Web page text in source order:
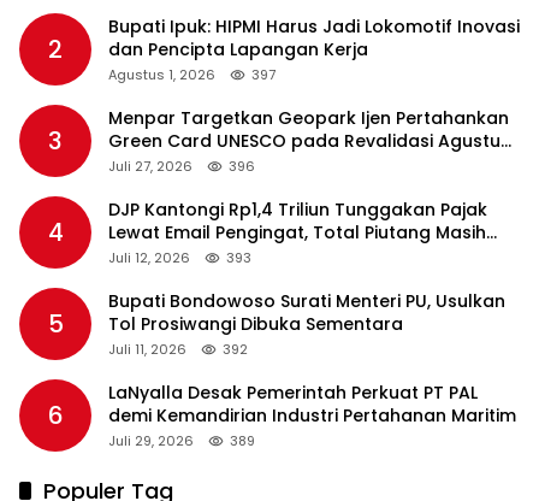
2
Bupati Ipuk: HIPMI Harus Jadi Lokomotif Inovasi
dan Pencipta Lapangan Kerja
Agustus 1, 2026 397
3
Menpar Targetkan Geopark Ijen Pertahankan
Green Card UNESCO pada Revalidasi Agustus
2026
Juli 27, 2026 396
4
DJP Kantongi Rp1,4 Triliun Tunggakan Pajak
Lewat Email Pengingat, Total Piutang Masih
Rp36 Triliun
Juli 12, 2026 393
5
Bupati Bondowoso Surati Menteri PU, Usulkan
Tol Prosiwangi Dibuka Sementara
Juli 11, 2026 392
6
LaNyalla Desak Pemerintah Perkuat PT PAL
demi Kemandirian Industri Pertahanan Maritim
Juli 29, 2026 389
Populer Tag